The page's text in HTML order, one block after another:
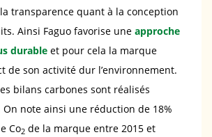
transparence quant à la conception
Ainsi Faguo favorise une approche
durable et pour cela la marque
de son activité dur l’environnement.
bilans carbones sont réalisés
note ainsi une réduction de 18%
Co2 de la marque entre 2015 et